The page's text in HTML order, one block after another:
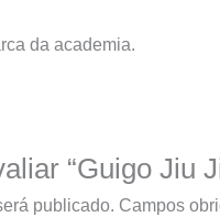
da academia.
“Guigo Jiu
publicado. Campos